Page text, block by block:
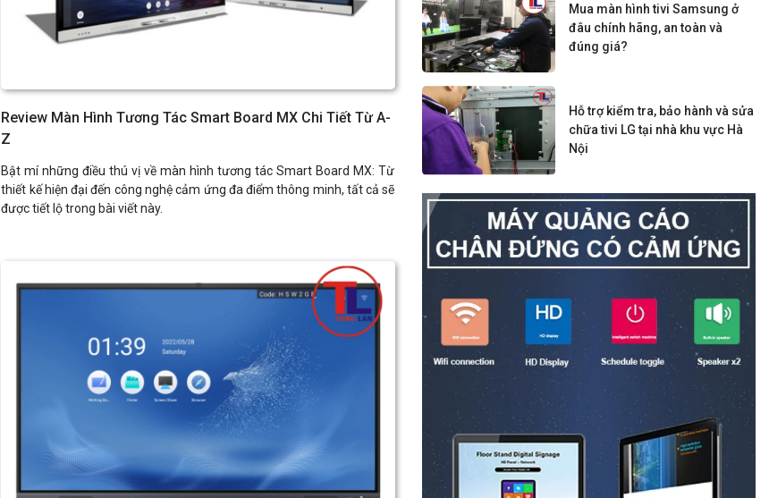
Review Màn Hình Tương Tác Smart Board MX Chi Tiết Từ A-
Z
Bật mí những điều thú vị về màn hình tương tác Smart Board MX: Từ
thiết kế hiện đại đến công nghệ cảm ứng đa điểm thông minh, tất cả sẽ
được tiết lộ trong bài viết này.
Mua màn hình tivi Samsung ở
đâu chính hãng, an toàn và
đúng giá?
Hỗ trợ kiểm tra, bảo hành và sửa
chữa tivi LG tại nhà khu vực Hà
Nội